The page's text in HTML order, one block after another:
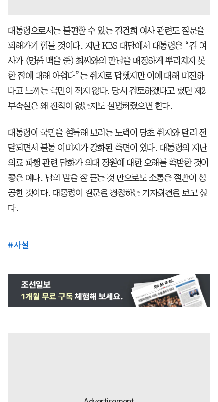
대통령으로서는 불편할 수 있는 김건희 여사 관련도 질문을
피해가기 힘들 것이다. 지난 KBS 대담에서 대통령은 “김 여
사가 (명품 백을 준) 최씨와의 만남을 매정하게 뿌리치지 못
한 점에 대해 아쉽다”는 취지로 답했지만 이에 대해 미진하
다고 느끼는 국민이 적지 않다. 당시 검토하겠다고 했던 제2
부속실은 왜 진척이 없는지도 설명해줬으면 한다.
대통령이 국민을 설득해 보려는 노력이 당초 취지와 달리 전
달되면서 불통 이미지가 강화된 측면이 있다. 대통령의 지난
의료 파행 관련 담화가 의대 정원에 대한 오해를 촉발한 것이
좋은 예다. 남의 말을 잘 듣는 것 만으로도 소통은 절반이 성
공한 것이다. 대통령이 질문을 경청하는 기자회견을 보고 싶
다.
#사설